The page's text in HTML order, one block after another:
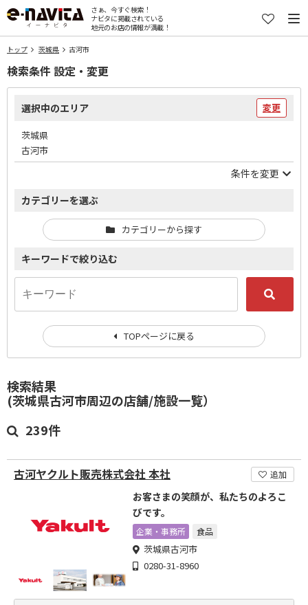
さぁ、今すぐ検索！
ナビタに掲載されている
地元のお店の情報が満載！
トップ 茨城県 古河市
検索結果
(茨城県古河市周辺の店舗/施設一覧）
239件
古河ヤクルト販売株式会社 本社 追加
お客さまの笑顔が、私たちのよろこ
びです。
企業・事務所 食品
茨城県古河市
0280-31-8960
検索条件 設定・変更
選択中のエリア 変更
茨城県
古河市
条件を変更
カテゴリーを選ぶ
カテゴリーから探す
キーワードで絞り込む
TOPページに戻る